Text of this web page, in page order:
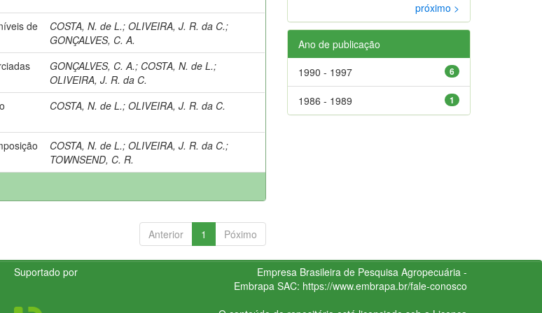
de
COSTA, N. de L.;OLIVEIRA, J. R. da C.;
GONÇALVES, C. A.
GONÇALVES, C. A.; COSTA, N. de L.;
OLIVEIRA, J. R. da C.
COSTA, N. de L.;OLIVEIRA, J. R. da C.
COSTA, N. de L.;OLIVEIRA, J. R. da C.;
TOWNSEND, C. R.
Anterior 1 Póximo
próximo >
Ano de publicação
6
1990 - 1997
1
1986 - 1989
Suportado por
Empresa Brasileira de Pesquisa Agropecuária -
Embrapa SAC: https://www.embrapa.br/fale-conosco